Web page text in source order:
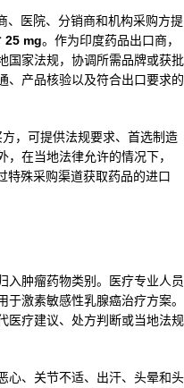
、医院、分销商和机构采购方提
25 mg。作为印度药品出口商，
国家法规，协调所需品牌或获批
、产品核验以及符合出口要求的
方，可提供法规要求、首选制造
在当地法律允许的情况下，
特殊采购渠道获取药品的进口
入肿瘤药物类别。医疗专业人员
激素敏感性乳腺癌治疗方案。
医疗建议、处方判断或当地法规
心、关节不适、出汗、头晕和头